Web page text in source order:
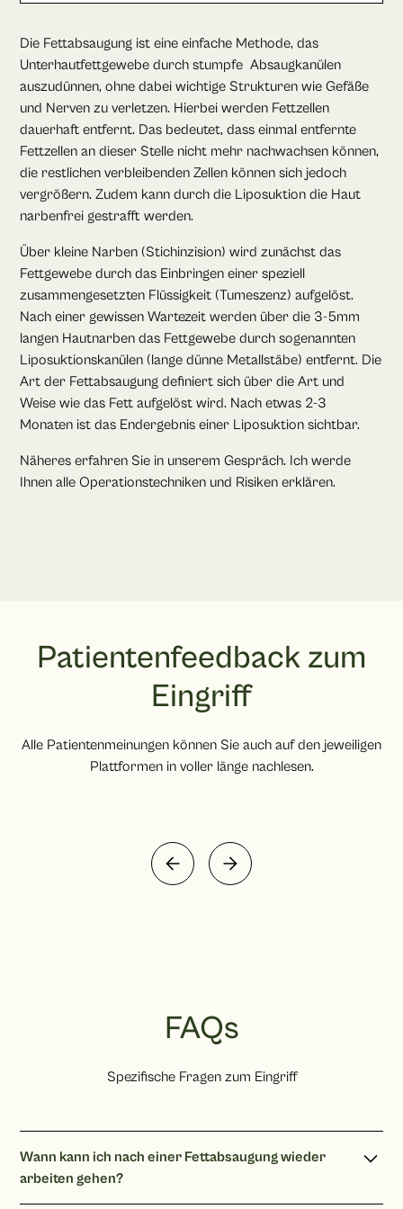
Die Fettabsaugung ist eine einfache Methode, das
Unterhautfettgewebe durch stumpfe Absaugkanülen
auszudünnen, ohne dabei wichtige Strukturen wie Gefäße
und Nerven zu verletzen. Hierbei werden Fettzellen
dauerhaft entfernt. Das bedeutet, dass einmal entfernte
Fettzellen an dieser Stelle nicht mehr nachwachsen können,
die restlichen verbleibenden Zellen können sich jedoch
vergrößern. Zudem kann durch die Liposuktion die Haut
narbenfrei gestrafft werden.
Über kleine Narben (Stichinzision) wird zunächst das
Fettgewebe durch das Einbringen einer speziell
zusammengesetzten Flüssigkeit (Tumeszenz) aufgelöst.
Nach einer gewissen Wartezeit werden über die 3-5mm
langen Hautnarben das Fettgewebe durch sogenannten
Liposuktionskanülen (lange dünne Metallstäbe) entfernt. Die
Art der Fettabsaugung definiert sich über die Art und
Weise wie das Fett aufgelöst wird. Nach etwas 2-3
Monaten ist das Endergebnis einer Liposuktion sichtbar.
Näheres erfahren Sie in unserem Gespräch. Ich werde
Ihnen alle Operationstechniken und Risiken erklären.
Patientenfeedback zum
Eingriff
Alle Patientenmeinungen können Sie auch auf den jeweiligen
Plattformen in voller länge nachlesen.
FAQs
Spezifische Fragen zum Eingriff
Wann kann ich nach einer Fettabsaugung wieder
arbeiten gehen?